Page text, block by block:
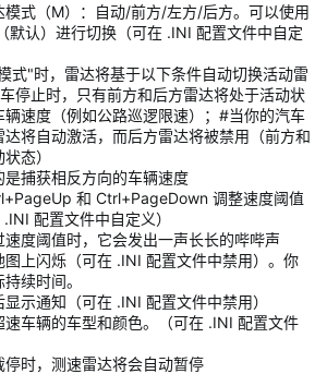
模式（M）：自动/前方/左方/后方。可以使用
默认）进行切换（可在 .INI 配置文件中自定
式"时，雷达将基于以下条件自动切换活动雷
停止时，只有前方和后方雷达将处于活动状
辆速度（例如公路巡逻限速）；#当你的汽车
将自动激活，而后方雷达将被禁用（前方和
态）
是捕获相反方向的车辆速度
和 Ctrl+PageDown 调整速度阈值
.INI 配置文件中自定义）
速度阈值时，它会发出一声长长的哔哔声
图上闪烁（可在 .INI 配置文件中禁用）。你
续时间。
示通知（可在 .INI 配置文件中禁用）
速车辆的车型和颜色。（可在 .INI 配置文件
停时，测速雷达将会自动暂停